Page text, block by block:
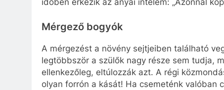
időben érkezik az anyai intelem: „Azonnal
Mérgező bogyók
A mérgezést a növény sejtjeiben található
legtöbbször a szülők nagy része sem tudja,
ellenkezőleg, eltúlozzák azt. A régi
olyan forrón a kását! Ha csemeténk valóban